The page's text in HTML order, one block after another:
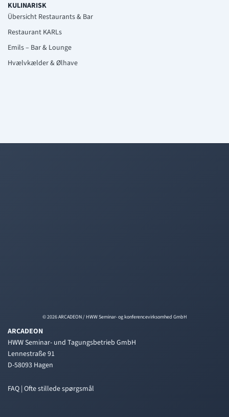
KULINARISK
Übersicht Restaurants & Bar
Restaurant KARLs
Emils – Bar & Lounge
Hvælvkælder & Ølhave
© 2026 ARCADEON / HWW Seminar- og konferencevirksomhed GmbH
ARCADEON
HWW Seminar- und Tagungsbetrieb GmbH
Lennestraße 91
D-58093 Hagen
FAQ | Ofte stillede spørgsmål